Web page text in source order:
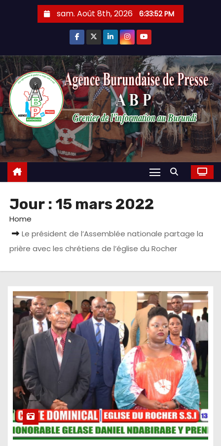
sam. Août 8th, 2026 6:33:53 PM
Jour : 15 mars 2022
Home
Le président de l’Assemblée nationale partage la
prière avec les chrétiens de l’église du Rocher